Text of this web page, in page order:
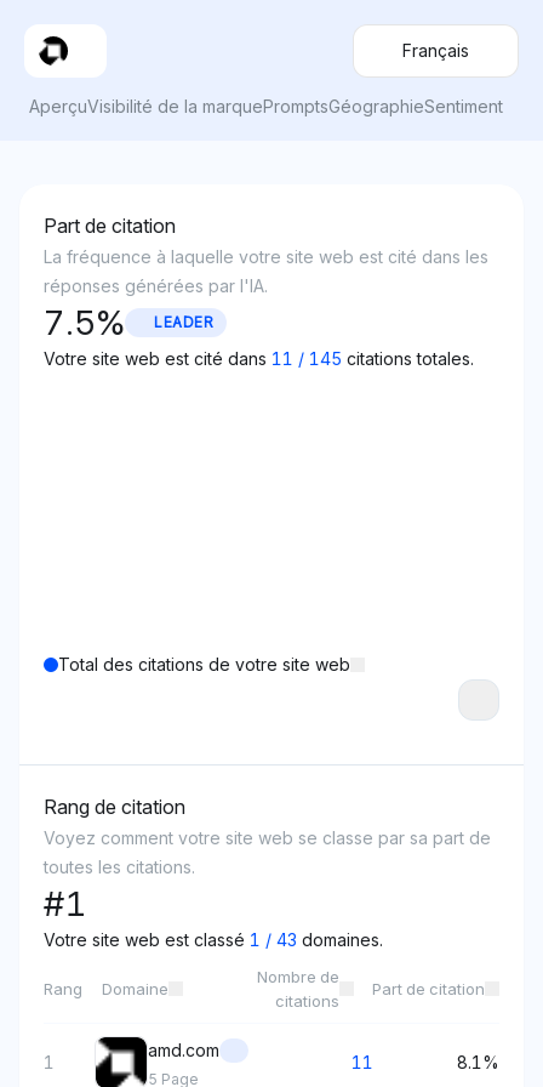
Français
AperçuVisibilité de la marquePromptsGéographieSentiment
Part de citation
La fréquence à laquelle votre site web est cité dans les
réponses générées par l'IA.
7.5% LEADER
Votre site web est cité dans 11 / 145 citations totales.
Total des citations de votre site web
Rang de citation
Voyez comment votre site web se classe par sa part de
toutes les citations.
#1
Votre site web est classé 1 / 43 domaines.
Rang Domaine
Nombre de
citations
Part de citation
1
amd.com
5 Page
11 8.1%